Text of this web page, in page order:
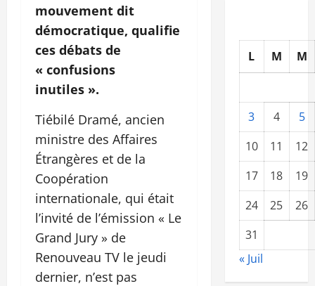
mouvement dit
démocratique, qualifie
ces débats de
« confusions
inutiles ».
Tiébilé Dramé, ancien
ministre des Affaires
Étrangères et de la
Coopération
internationale, qui était
l’invité de l’émission « Le
Grand Jury » de
Renouveau TV le jeudi
dernier, n’est pas
L M M
3 4
5
10
11
12
17
18
19
24
25
26
31
« Juil